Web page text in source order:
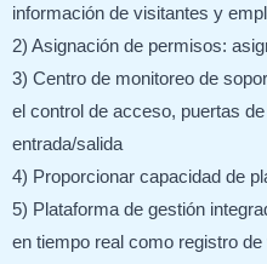
información de visitantes y
2) Asignación de permisos:
3) Centro de monitoreo de
el control de acceso, puertas
entrada/salida
4) Proporcionar capacidad de
5) Plataforma de gestión
en tiempo real como registro